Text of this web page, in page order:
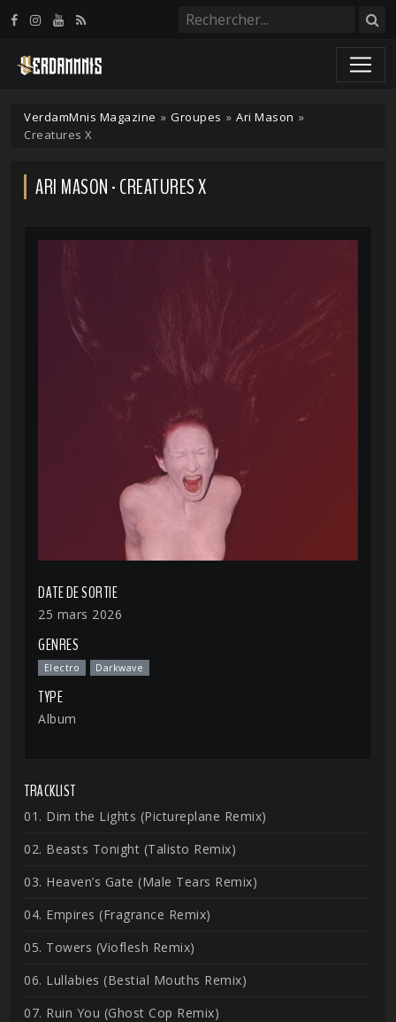
VerdamMnis Magazine » Groupes » Ari Mason »
Creatures X
ARI MASON - CREATURES X
DATE DE SORTIE
25 mars 2026
GENRES
Electro Darkwave
TYPE
Album
TRACKLIST
01. Dim the Lights (Pictureplane Remix)
02. Beasts Tonight (Talisto Remix)
03. Heaven’s Gate (Male Tears Remix)
04. Empires (Fragrance Remix)
05. Towers (Vioflesh Remix)
06. Lullabies (Bestial Mouths Remix)
07. Ruin You (Ghost Cop Remix)
Panneau de gestion des cookies